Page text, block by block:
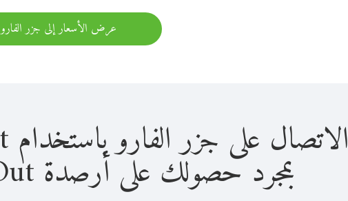
عرض الأسعار إلى جزر الفارو
الاتصال على جزر الفارو باستخدام Viber Out سهل للغاية.
بمجرد حصولك على أرصدة Viber Out، يمكنك: